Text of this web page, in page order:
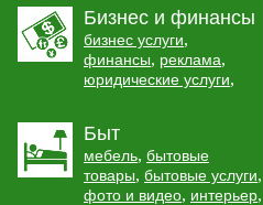
Бизнес и финансы
бизнес услуги,
финансы, реклама,
юридические услуги,
Быт
мебель, бытовые
товары, бытовые услуги,
фото и видео, интерьер,